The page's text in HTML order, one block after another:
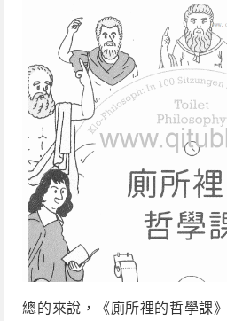
總的來說，《廁所裡的哲學課